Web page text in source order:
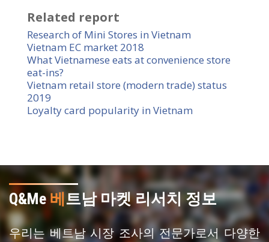
Related report
Research of Mini Stores in Vietnam
Vietnam EC market 2018
What Vietnamese eats at convenience store
eat-ins?
Vietnam retail store (modern trade) status
2019
Loyalty card popularity in Vietnam
Q&Me 베트남 마켓 리서치 정보
우리는 베트남 시장 조사의 전문가로서 다양한